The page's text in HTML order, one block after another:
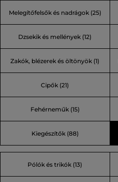
Melegítőfelsők és nadrágok (25)
Dzsekik és mellények (12)
Zakók, blézerek és öltönyök (1)
Cipők (21)
Fehérneműk (15)
Kiegészítők (88)
Pólók és trikók (13)